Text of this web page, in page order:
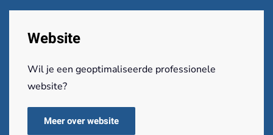
Website
Wil je een geoptimaliseerde professionele
website?
Meer over website